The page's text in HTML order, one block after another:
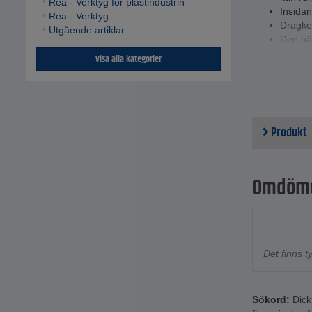
Rea - Verktyg
Utgående artiklar
visa alla kategorier
Den
Midja
Tekniska data
Färg -
Produkt
Det finns
Sökord: